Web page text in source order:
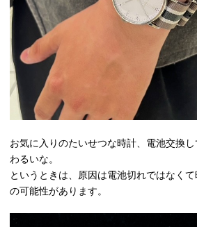
お気に入りのたいせつな時計、電池交換
わるいな。
というときは、原因は電池切れではなく
の可能性があります。